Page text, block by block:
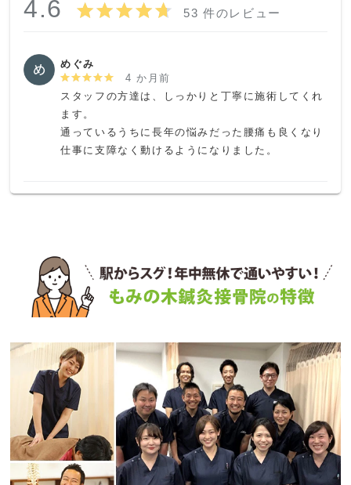
4.6 53 件のレビュー
めぐみ
4 か月前
スタッフの方達は、しっかりと丁寧に施術してくれ
ます。
通っているうちに長年の悩みだった腰痛も良くなり
仕事に支障なく動けるようになりました。
のぎっくり腰になりました。体質なのか知らないで
すか、使うのは辞めました。アフターケアもイマイ
チでした。
ペンション田代
1 か月前
京成船橋競馬場前駅前にある鍼灸接骨院
フレンドリーな雰囲気でいつも混んでいる
笑い声が聞こえる